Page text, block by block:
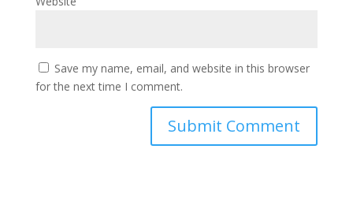
Save my name, email, and website in this browser
for the next time I comment.